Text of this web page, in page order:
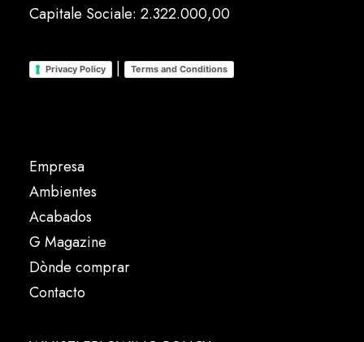
Capitale Sociale: 2.322.000,00
Privacy Policy | Terms and Conditions
Empresa
Ambientes
Acabados
G Magazine
Dònde comprar
Contacto